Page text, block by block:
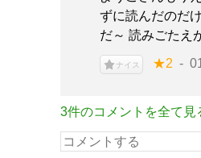
ずに読んだのだ
だ～ 読みごたえ
ナイス ★2
3件のコメントを全て見